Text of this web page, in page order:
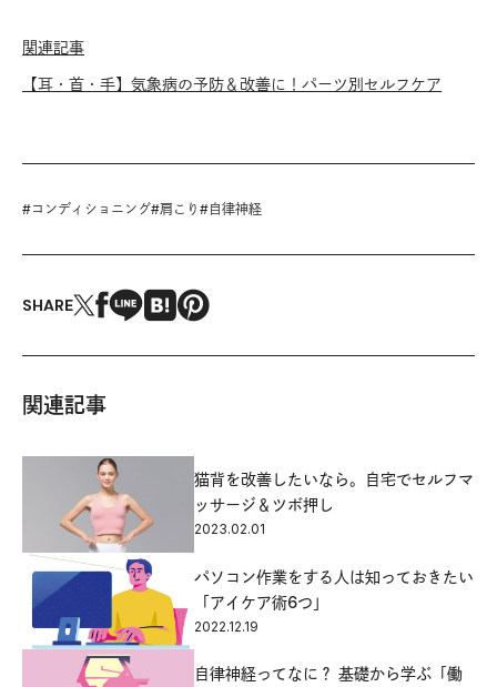
関連記事
【耳・首・手】気象病の予防＆改善に！パーツ別セルフケア
#コンディショニング#肩こり #自律神経
SHARE
関連記事
猫背を改善したいなら。自宅でセルフマ
ッサージ＆ツボ押し
2023.02.01
パソコン作業をする人は知っておきたい
「アイケア術6つ」
2022.12.19
自律神経ってなに？ 基礎から学ぶ「働